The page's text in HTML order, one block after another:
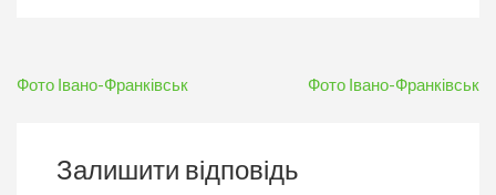
Навігація
Фото Івано-Франківськ Фото Івано-Франківськ
Залишити відповідь